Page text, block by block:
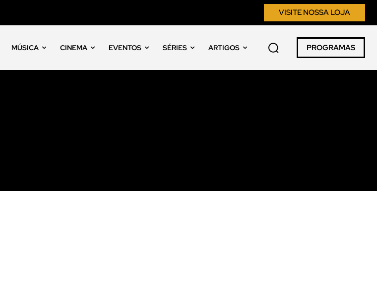
VISITE NOSSA LOJA
MÚSICA CINEMA EVENTOS SÉRIES ARTIGOS PROGRAMAS